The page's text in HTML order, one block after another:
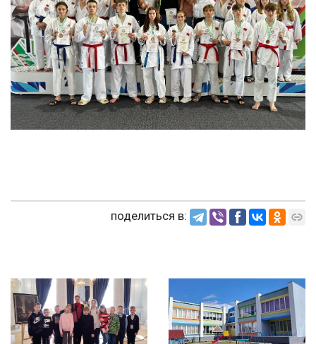
поделиться в: